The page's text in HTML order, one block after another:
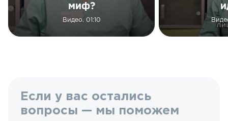
миф?
Видео, 01:10
Если у вас остались
вопросы — мы поможем